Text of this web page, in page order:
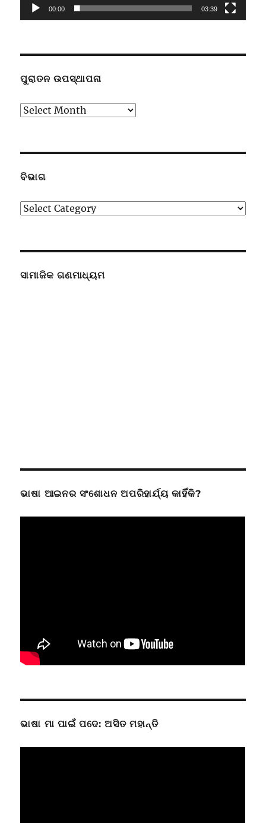
00:00 03:39
ପୁରାତନ ଉପସ୍ଥାପନା
ପୁରାତନ
ବିଭାଗ
ବିଭାଗ
ସାମାଜିକ ଗଣମାଧ୍ୟମ
ଭାଷା ଆଇନର ସଂଶୋଧନ ଅପରିହାର୍ଯ୍ୟ କାହିଁକି?
ଭାଷା ମା ପାଇଁ ପଦେ: ଅସିତ ମହାନ୍ତି